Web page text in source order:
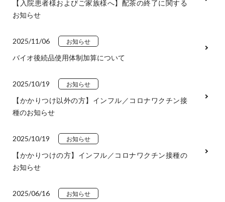
【入院患者様およびご家族様へ】配茶の終了に関する
お知らせ
2025/11/06 お知らせ
バイオ後続品使用体制加算について
2025/10/19 お知らせ
【かかりつけ以外の方】インフル／コロナワクチン接
種のお知らせ
2025/10/19 お知らせ
【かかりつけの方】インフル／コロナワクチン接種の
お知らせ
2025/06/16 お知らせ